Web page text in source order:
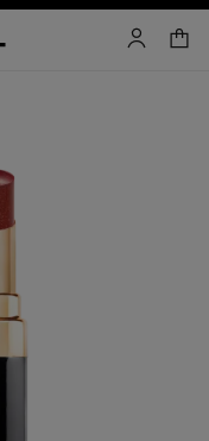
マイアカ
カー